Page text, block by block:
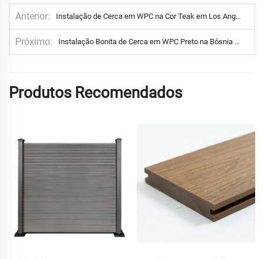
Anterior Instalação de Cerca em WPC na Cor Teak em Los Angeles – Estética Natural e Aconchegante com Cerca Composta de Alto Desempenho
Próximo Instalação Bonita de Cerca em WPC Preto na Bósnia – Artesanato de Precisão com Design Moderno em Compósito
Produtos Recomendados